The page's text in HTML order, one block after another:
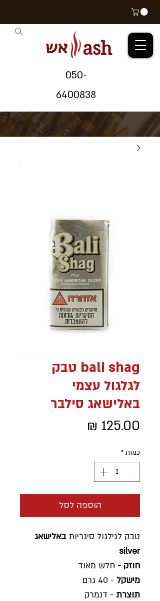
אש ash
050-
6400838
bali shag טבק
לגלגול עצמי
באלישאג סילבר
כמות *
הוספה לסל
טבק לגילגול סיגריות באלישאג
silver
חוזק - חלש מאוד
מישקל - 40 גרם
תוצרת - דנמרק